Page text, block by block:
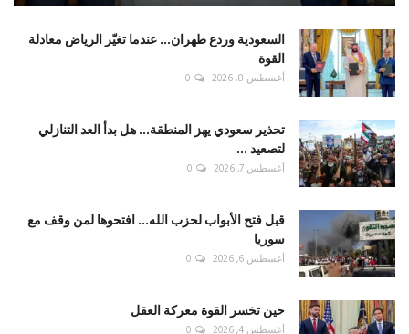
السعودية وردع طهران... عندما تغيّر الرياض معادلة
القوة
أغسطس 8, 2026 0
تحذير سعودي يهز المنطقة... هل بدأ العد التنازلي
لتصعيد ...
أغسطس 7, 2026 0
قبل فتح الأبواب لحزب الله... افتحوها لمن وقف مع
سوريا
أغسطس 6, 2026 0
حين تخسر القوة معركة العقل
أغسطس 4, 2026 0